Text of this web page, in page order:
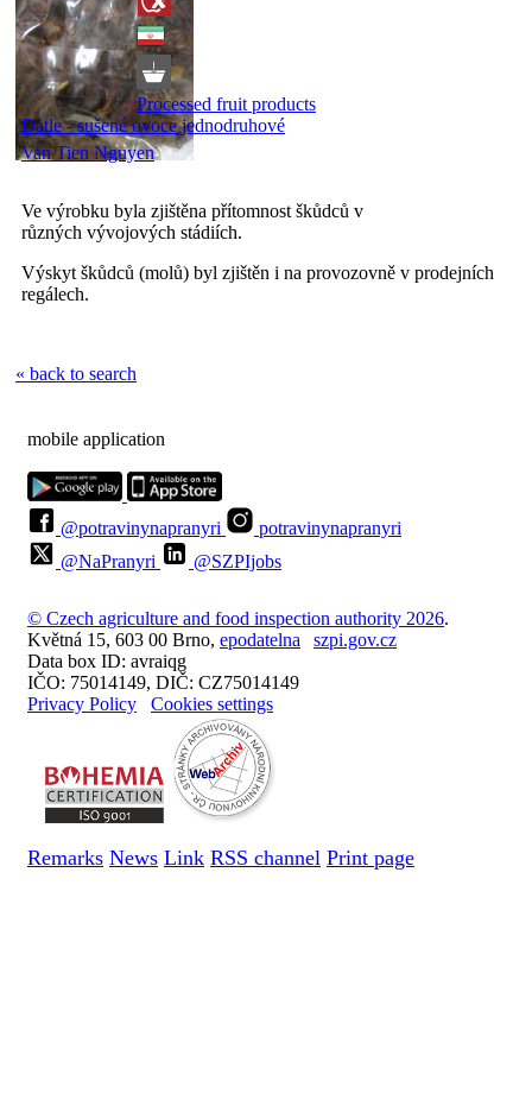
Processed fruit products
Datle - sušené ovoce jednodruhové
Van Tien Nguyen
Ve výrobku byla zjištěna přítomnost škůdců v
různých vývojových stádiích.
Výskyt škůdců (molů) byl zjištěn i na provozovně v prodejních
regálech.
« back to search
mobile application
@potravinynapranyri
potravinynapranyri
@NaPranyri
@SZPIjobs
© Czech agriculture and food inspection authority 2026.
Květná 15, 603 00 Brno, epodatelna
szpi.gov.cz
Data box ID: avraiqg
IČO: 75014149, DIČ: CZ75014149
Privacy Policy
Cookies settings
Remarks News Link RSS channel Print page